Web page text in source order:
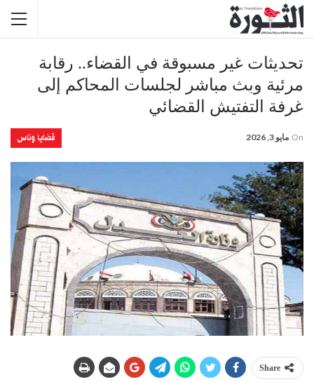
تحديثات غير مسبوقة في القضاء.. رقابة
مرئية وبث مباشر لجلسات المحاكم إلى
غرفة التفتيش القضائي
قضايا وناس On مايو 3, 2026
Share